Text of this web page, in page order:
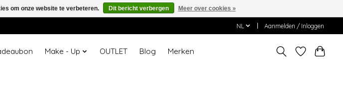
NL Aanmelden / Inloggen
Make - Up OUTLET Blog Merken
om onze website te verbeteren. Dit bericht verbergen Meer over cookies »